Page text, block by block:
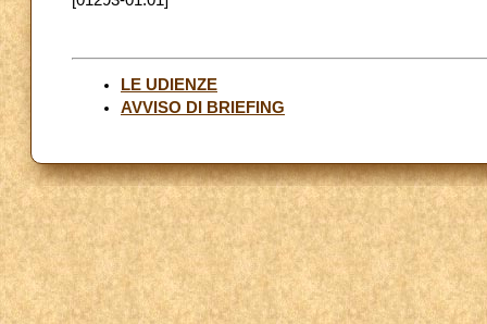
LE UDIENZE
AVVISO DI BRIEFING